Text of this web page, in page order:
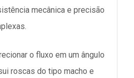
mecânica e precisão
o fluxo em um ângulo
roscas do tipo macho e